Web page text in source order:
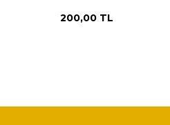
200,00 TL